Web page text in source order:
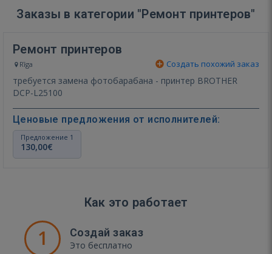
Заказы в категории "Ремонт принтеров"
Ремонт принтеров
Rīga Создать похожий заказ
требуется замена фотобарабана - принтер BROTHER
DCP-L25100
Ценовые предложения от исполнителей:
Предложение 1
130,00€
Как это работает
1 Создай заказ
Это бесплатно